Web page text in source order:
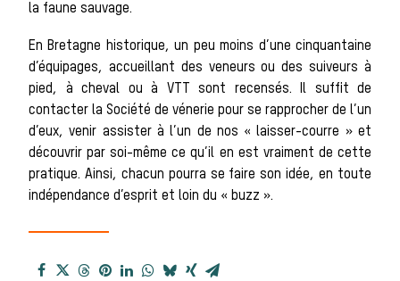
Patrimoine
Équipages
La trompe de
la faune sauvage.
En Bretagne historique, un peu moins d’une cinquantaine
d’équipages, accueillant des veneurs ou des suiveurs à
pied, à cheval ou à VTT sont recensés. Il suffit de
contacter la Société de vénerie pour se rapprocher de l’un
d’eux, venir assister à l’un de nos « laisser-courre » et
découvrir par soi-même ce qu’il en est vraiment de cette
pratique. Ainsi, chacun pourra se faire son idée, en toute
indépendance d’esprit et loin du « buzz ».